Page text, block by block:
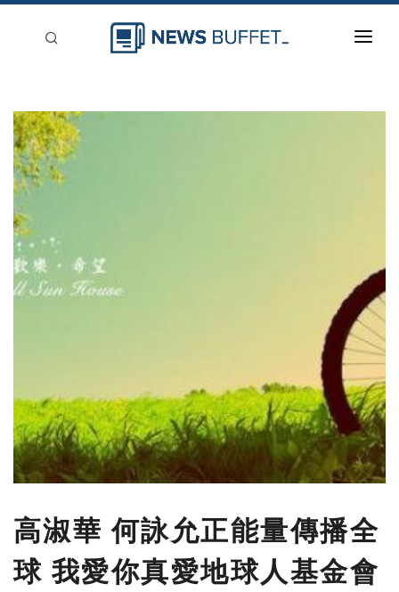
新聞稿分類
登入
高淑華 何詠允正能量傳播全
球 我愛你真愛地球人基金會